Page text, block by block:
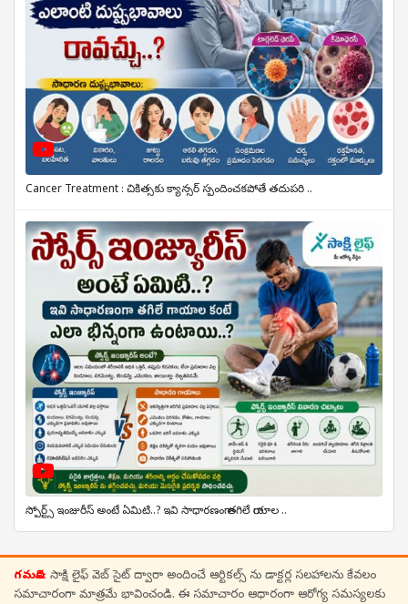
Cancer Treatment : చికిత్సకు క్యాన్సర్ స్పందించకపోతే తదుపరి ..
స్పోర్ట్స్ ఇంజురీస్ అంటే ఏమిటి..? ఇవి సాధారణంగా తగిలే గాయాల ..
గమనిక: సాక్షి లైఫ్ వెబ్ సైట్ ద్వారా అందించే ఆర్టికల్స్ ను డాక్టర్ల సలహాలను కేవలం
సమాచారంగా మాత్రమే భావించండి. ఈ సమాచారం ఆధారంగా ఆరోగ్య సమస్యలకు